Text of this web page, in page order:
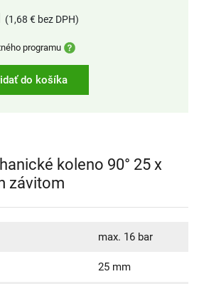
(1,68 € bez DPH)
programu
do košíka
koleno 90° 25 x
závitom
max. 16 bar
25 mm